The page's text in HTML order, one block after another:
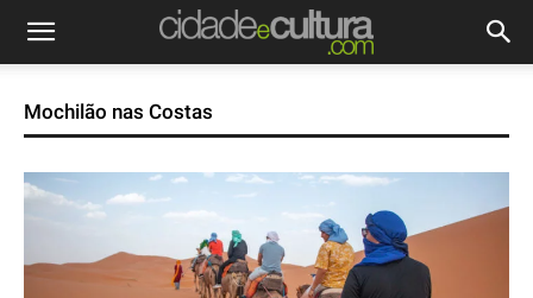
Mochilão nas Costas